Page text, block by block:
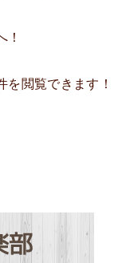
を閲覧できます！